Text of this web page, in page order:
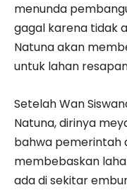
menunda
gagal karena tidak
Natuna akan
untuk lahan
Setelah Wan
Natuna, dirinya
bahwa pemerintah
membebaskan
ada di sekitar